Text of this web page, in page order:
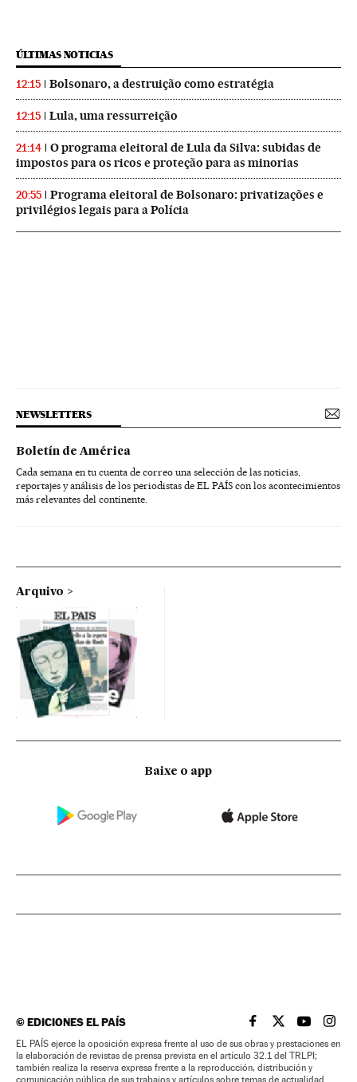
ÚLTIMAS NOTICIAS
12:15 Bolsonaro, a destruição como estratégia
12:15 Lula, uma ressurreição
21:14
O programa eleitoral de Lula da Silva: subidas de
impostos para os ricos e proteção para as minorias
20:55
Programa eleitoral de Bolsonaro: privatizações e
privilégios legais para a Polícia
NEWSLETTERS
Boletín de América
Cada semana en tu cuenta de correo una selección de las noticias,
reportajes y análisis de los periodistas de EL PAÍS con los acontecimientos
más relevantes del continente.
Arquivo
Baixe o app
©EDICIONES EL PAÍS EL PAÍS BRASIL EN
EL PAÍSEL PAÍS
EL
EL PAÍS ejerce la oposición expresa frente al uso de sus obras y prestaciones en
la elaboración de revistas de prensa prevista en el artículo 32.1 del TRLPI;
también realiza la reserva expresa frente a la reproducción, distribución y
comunicación pública de sus trabajos y artículos sobre temas de actualidad